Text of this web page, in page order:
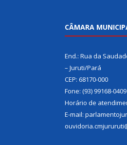
CÂMARA
End.: Rua da
– Juruti/Pará
CEP: 68170-000
Fone: (93) 99168-0409
Horário de
E-mail: